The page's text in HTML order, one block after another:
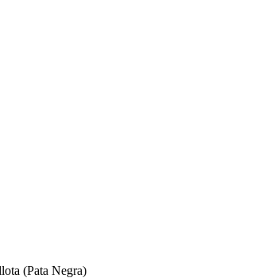
(Pata Negra)